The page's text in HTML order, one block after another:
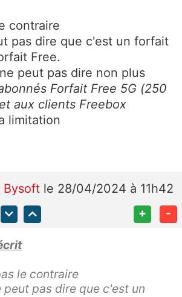
contraire
pas dire que c'est un forfait
Free.
peut pas dire non plus
Forfait Free 5G (250
aux clients Freebox
limitation
Bysoft le 28/04/2024 à 11h42
+ -
le contraire
peut pas dire que c'est un